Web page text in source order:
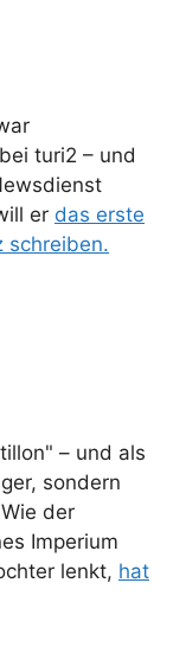
turi2 – und
er das erste
schreiben.
– und als
sondern
der
Imperium
lenkt, hat